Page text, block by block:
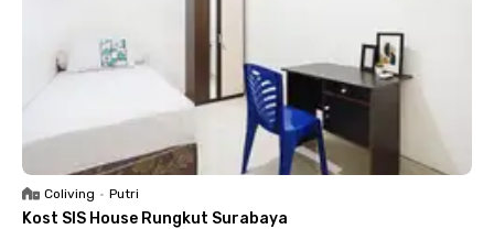
Coliving • Putri
Kost SIS House Rungkut Surabaya